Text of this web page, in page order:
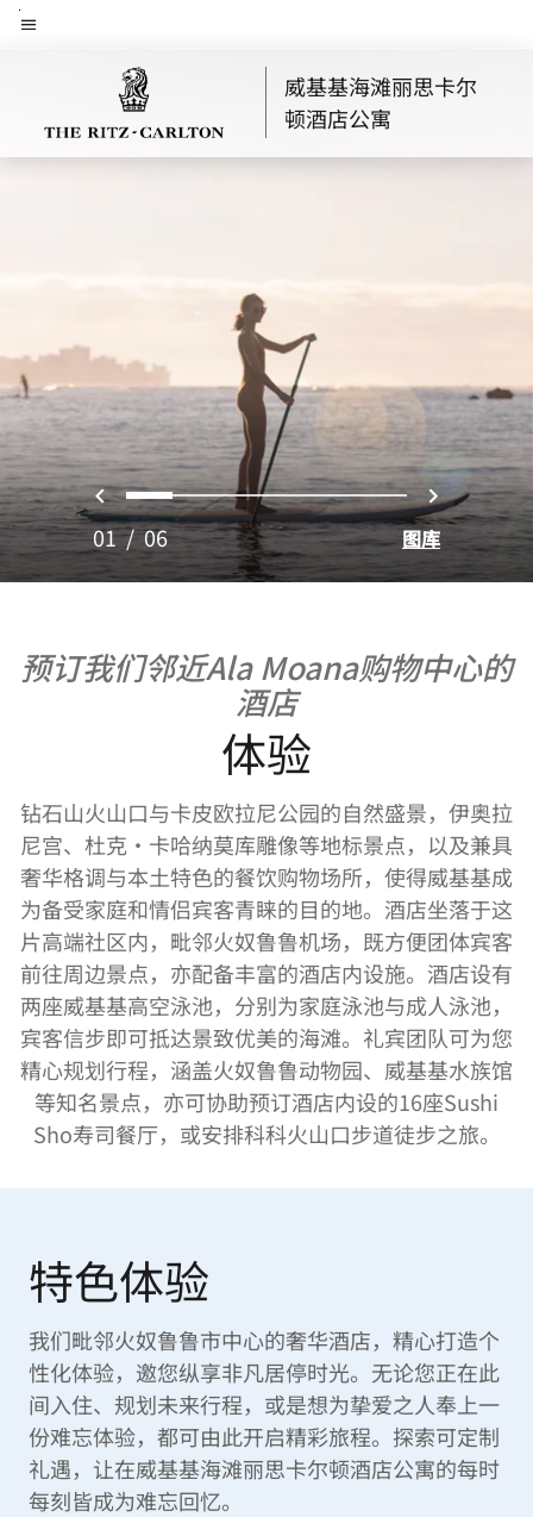
Skip
威基基海滩丽思卡尔
顿酒店公寓
上一页
0 1 2 3 4 5 下一页
01/06 图库
预订我们邻近Ala Moana购物中心的
酒店
体验
钻石山火山口与卡皮欧拉尼公园的自然盛景，伊奥拉
尼宫、杜克・卡哈纳莫库雕像等地标景点，以及兼具
奢华格调与本土特色的餐饮购物场所，使得威基基成
为备受家庭和情侣宾客青睐的目的地。酒店坐落于这
片高端社区内，毗邻火奴鲁鲁机场，既方便团体宾客
前往周边景点，亦配备丰富的酒店内设施。酒店设有
两座威基基高空泳池，分别为家庭泳池与成人泳池，
宾客信步即可抵达景致优美的海滩。礼宾团队可为您
精心规划行程，涵盖火奴鲁鲁动物园、威基基水族馆
等知名景点，亦可协助预订酒店内设的16座Sushi
Sho寿司餐厅，或安排科科火山口步道徒步之旅。
特色体验
我们毗邻火奴鲁鲁市中心的奢华酒店，精心打造个
性化体验，邀您纵享非凡居停时光。无论您正在此
间入住、规划未来行程，或是想为挚爱之人奉上一
份难忘体验，都可由此开启精彩旅程。探索可定制
礼遇，让在威基基海滩丽思卡尔顿酒店公寓的每时
每刻皆成为难忘回忆。